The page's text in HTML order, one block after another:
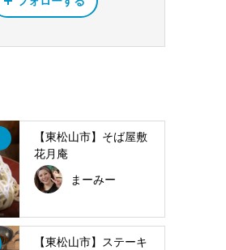
【東松山市】そば屋敷
花月庵
まーみー
【東松山市】ステーキ